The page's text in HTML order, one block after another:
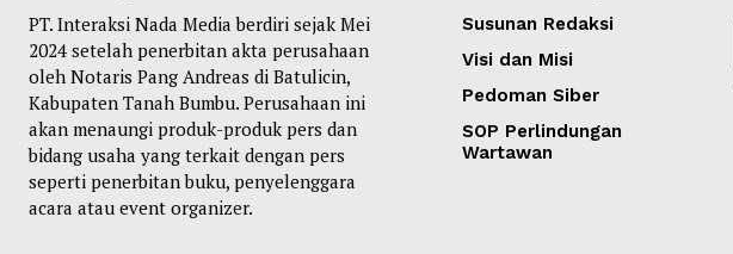
PT. Interaksi Nada Media berdiri sejak Mei
2024 setelah penerbitan akta perusahaan
oleh Notaris Pang Andreas di Batulicin,
Kabupaten Tanah Bumbu. Perusahaan ini
akan menaungi produk-produk pers dan
bidang usaha yang terkait dengan pers
seperti penerbitan buku, penyelenggara
acara atau event organizer.
Susunan Redaksi
Visi dan Misi
Pedoman Siber
SOP Perlindungan
Wartawan